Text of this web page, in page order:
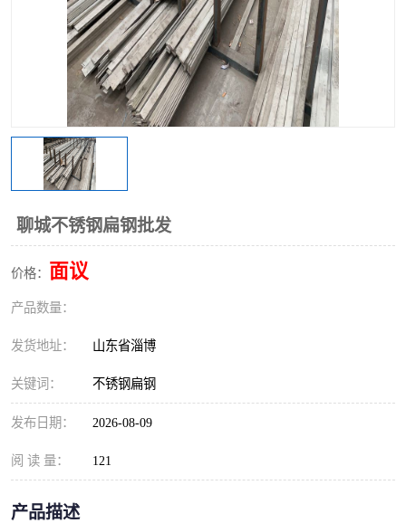
聊城不锈钢扁钢批发
价格： 面议
产品数量：
发货地址： 山东省淄博
关键词： 不锈钢扁钢
发布日期： 2026-08-09
阅 读 量： 121
产品描述